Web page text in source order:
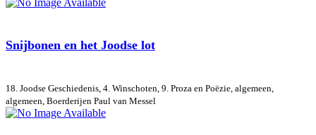
Snijbonen en het Joodse lot
18. Joodse Geschiedenis, 4. Winschoten, 9. Proza en Poëzie, algemeen,
algemeen, Boerderijen Paul van Messel